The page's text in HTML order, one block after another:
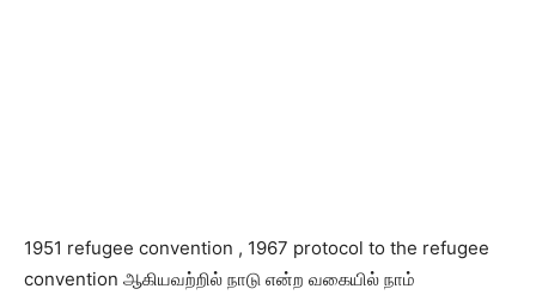
1951 refugee convention , 1967 protocol to the refugee
convention ஆகியவற்றில் நாடு என்ற வகையில் நாம்